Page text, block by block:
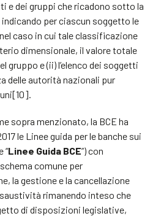
e dei gruppi che ricadono sotto la
per ciascun soggetto le
caso in cui tale classificazione
dimensionale, il valore totale
gruppo e (ii) l’elenco dei soggetti
delle autorità nazionali pur
sopra menzionato, la BCE ha
le Linee guida per le banche sui
“Linee Guida BCE”) con
comune per
la gestione e la cancellazione
rimanendo inteso che
di disposizioni legislative,